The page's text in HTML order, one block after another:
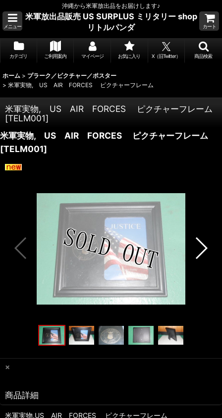
沖縄から米軍放出品をお届けします♪
メニュー
米軍放出品販売 US SURPLUS ミリタリー shop
リトルパンダ
カート
カテゴリ ご利用案内 マイページ お気に入り X（旧Twitter） 商品検索
ホーム > プラーク／ピクチャー／ポスター
> 米軍実物, US AIR FORCES ピクチャーフレーム
米軍実物, US AIR FORCES ピクチャーフレーム
[TELM001]
米軍実物, US AIR FORCES ピクチャーフレーム
[TELM001]
×
商品詳細
米軍実物,US AIR FORCES ピクチャーフレーム